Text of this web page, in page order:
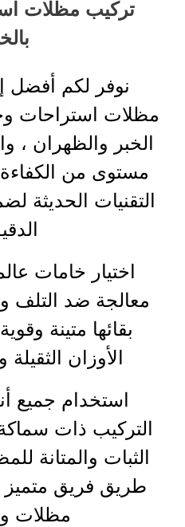
تركيب مظلات
نوفر لكم أفضل
مظلات استراحات
الخبر والظهران ،
مستوى من الكفاءة
التقنيات الحديثة
اختيار خامات
معالجة ضد التلف
بقائها متينة
الأوزان الثقيلة
استخدام جميع
التركيب ذات
الثبات والمتانة
طريق فريق
مظلات